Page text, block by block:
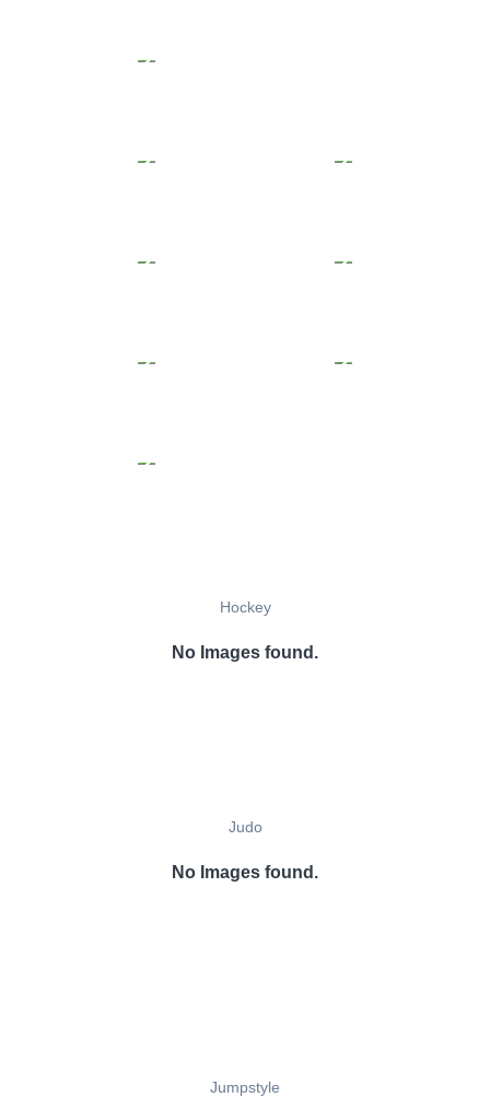
Hockey
No Images found.
Judo
No Images found.
Jumpstyle